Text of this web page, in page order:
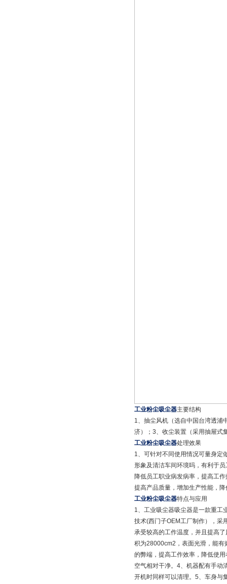
工业粉尘吸尘器主要结构
1、抽尘风机（选自中国台湾透浦
济）；3、收尘装置（采用抽屉式
工业粉尘吸尘器处理效果
1、可针对不同使用情况可量身定
形象及清洁车间环境吗，有利于
降低员工职业病发病率，提高工
提高产品质量，增加生产性能，
工业粉尘吸尘器特点与应用
1、工业吸尘器吸尘器是一款重工
技术(西门子OEM工厂制作），采
承受较高的工作温度，并且提高
积为28000cm2，表面光滑，能
的弊端，提高工作效率，降低使
空气相对干净。4、机器配有手动
开机时同样可以清理。5、车身与